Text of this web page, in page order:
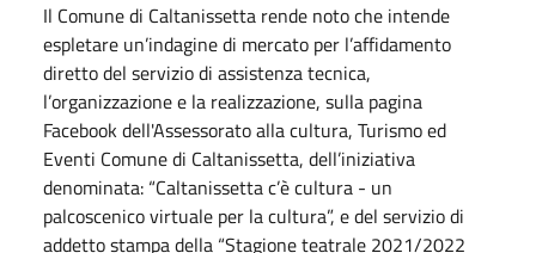
Il Comune di Caltanissetta rende noto che intende
espletare un’indagine di mercato per l’affidamento
diretto del servizio di assistenza tecnica,
l’organizzazione e la realizzazione, sulla pagina
Facebook dell'Assessorato alla cultura, Turismo ed
Eventi Comune di Caltanissetta, dell’iniziativa
denominata: “Caltanissetta c’è cultura - un
palcoscenico virtuale per la cultura”, e del servizio di
addetto stampa della “Stagione teatrale 2021/2022